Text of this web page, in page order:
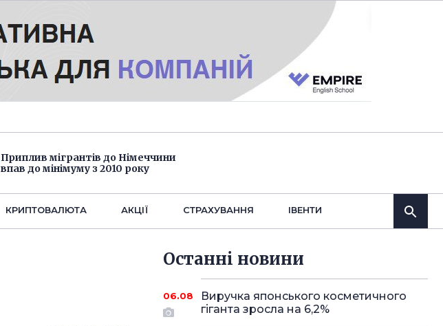
Приплив мігрантів до Німеччини
впав до мінімуму з 2010 року
КРИПТОВАЛЮТА АКЦІЇ СТРАХУВАННЯ IВЕНТИ
Останнi новини
06.08
Виручка японського косметичного
гіганта зросла на 6,2%